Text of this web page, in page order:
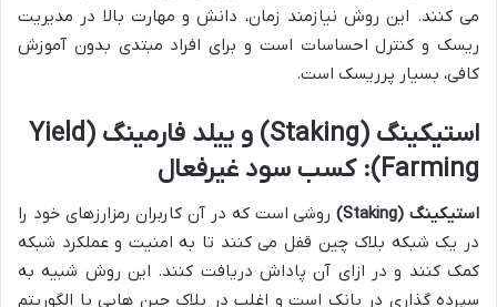
می کنند. این روش نیازمند زمان، دانش و مهارت بالا در مدیریت
ریسک و کنترل احساسات است و برای افراد مبتدی بدون آموزش
کافی، بسیار پرریسک است.
استیکینگ (Staking) و ییلد فارمینگ (Yield
Farming): کسب سود غیرفعال
استیکینگ (Staking)
روشی است که در آن کاربران رمزارزهای خود را
در یک شبکه بلاک چین قفل می کنند تا به امنیت و عملکرد شبکه
کمک کنند و در ازای آن پاداش دریافت کنند. این روش شبیه به
سپرده گذاری در بانک است و اغلب در بلاک چین هایی با الگوریتم